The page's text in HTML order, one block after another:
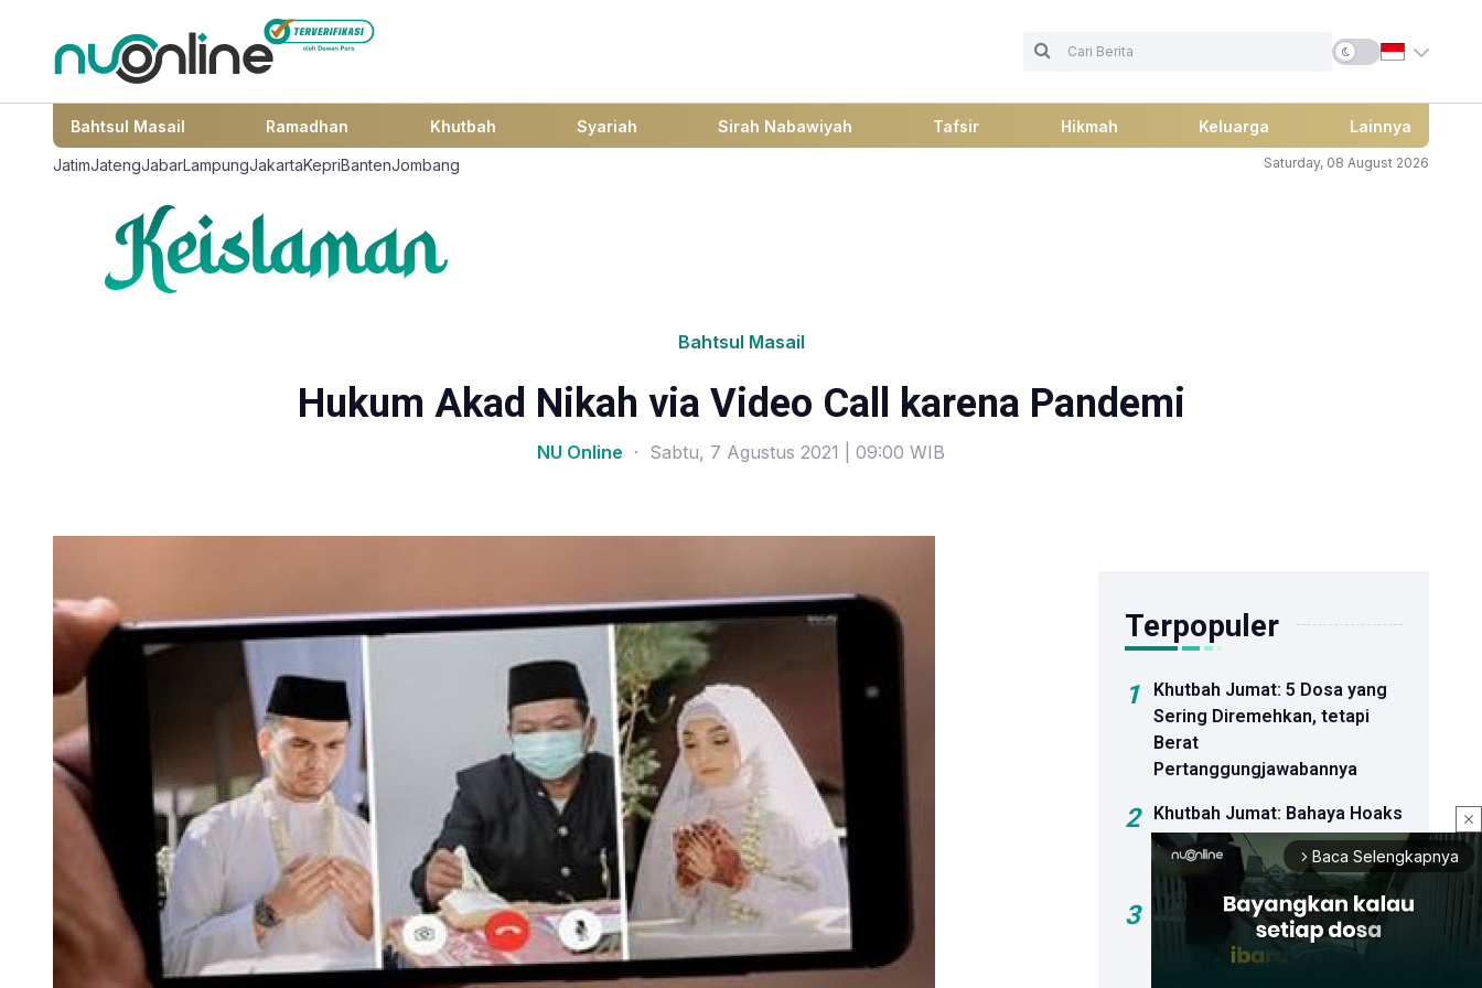
Bahtsul Masail Ramadhan Khutbah Syariah Sirah Nabawiyah Tafsir Hikmah Keluarga Lainnya
JatimJatengJabarLampungJakartaKepriBantenJombang Saturday, 08 August 2026
Bahtsul Masail
Hukum Akad Nikah via Video Call karena Pandemi
NU Online · Sabtu, 7 Agustus 2021 | 09:00 WIB
close
arrow_forward_ios Baca Selengkapnya
Terpopuler
1
Khutbah Jumat: 5 Dosa yang
Sering Diremehkan, tetapi
Berat
Pertanggungjawabannya
2
Khutbah Jumat: Bahaya Hoaks
dan Dosa Menyebar Informasi
Palsu
3
Sejumlah Bakal Calon Ketua
Umum PBNU Hadiri
Peluncuran Buku Kiai Ma'ruf